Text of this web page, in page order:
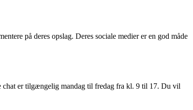
på deres opslag. Deres sociale medier er en god måde
er tilgængelig mandag til fredag ​​fra kl. 9 til 17. Du vil